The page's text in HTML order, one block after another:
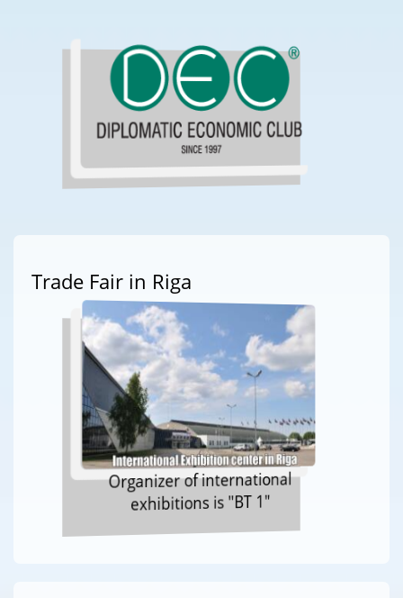
Trade Fair in Riga
Organizer of international
exhibitions is "BT 1"